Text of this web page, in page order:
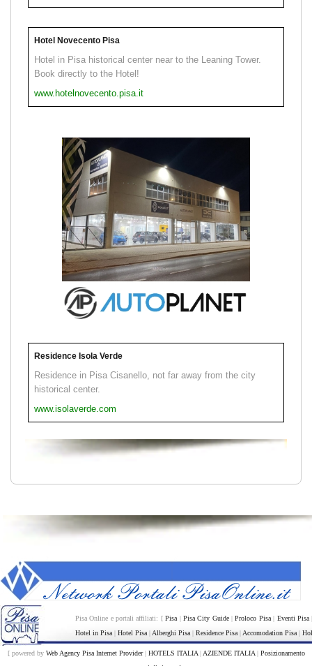
Hotel Novecento Pisa
Hotel in Pisa historical center near to the Leaning Tower.
Book directly to the Hotel!
www.hotelnovecento.pisa.it
Residence Isola Verde
Residence in Pisa Cisanello, not far away from the city
historical center.
www.isolaverde.com
Pisa Online e portali affiliati: [Pisa | Pisa City Guide|Proloco Pisa| Eventi Pisa
Hotel in Pisa | Hotel Pisa | Alberghi Pisa | Residence Pisa | Accomodation Pisa |
[ powered by Web Agency Pisa Internet Provider| HOTELS ITALIA| AZIENDE ITALIA| Posizionamento